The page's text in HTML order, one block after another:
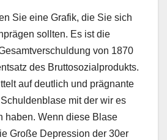
Sie eine Grafik, die Sie sich
sollten. Es ist die
von 1870
des Bruttosozialprodukts.
auf deutlich und prägnante
mit der wir es
haben. Wenn diese Blase
Große Depression der 30er